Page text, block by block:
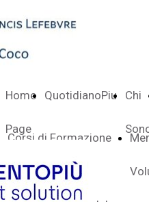
Corsi di Formazione
Corsi
Home
Page
QuotidianoPiu Chi